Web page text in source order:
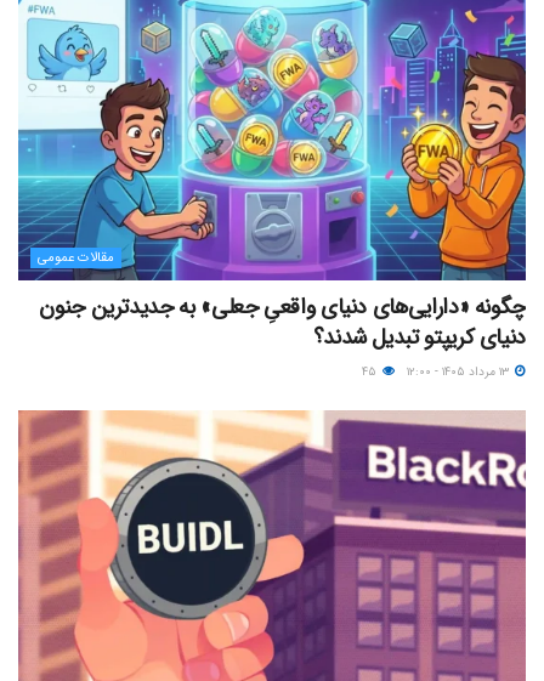
مقالات عمومی
چگونه «دارایی‌های دنیای واقعیِ جعلی» به جدیدترین جنون
دنیای کریپتو تبدیل شدند؟